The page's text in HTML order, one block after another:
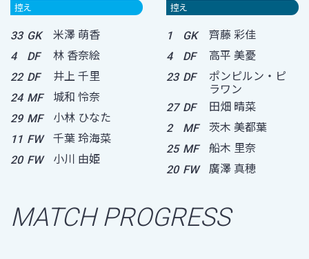
控え
33 GK 米澤 萌香
4 DF 林 香奈絵
22 DF 井上 千里
24 MF 城和 怜奈
29 MF 小林 ひなた
11 FW 千葉 玲海菜
20 FW 小川 由姫
控え
1 GK 齊藤 彩佳
4 DF 高平 美憂
23 DF ポンピルン・ピ
ラワン
27 DF 田畑 晴菜
2 MF 茨木 美都葉
25 MF 船木 里奈
20 FW 廣澤 真穂
MATCH PROGRESS